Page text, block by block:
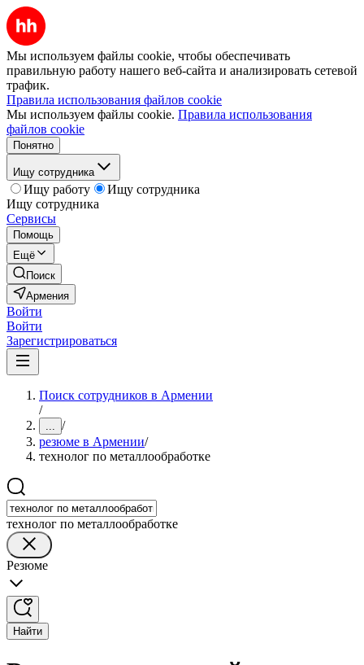
Мы используем файлы cookie, чтобы обеспечивать
правильную работу нашего веб-сайта и анализировать сетевой
трафик.
Правила использования файлов cookie
Мы используем файлы cookie. Правила использования
файлов cookie
Понятно
Ищу сотрудника
Ищу работу
Ищу сотрудника
Ищу сотрудника
Сервисы
Помощь
Ещё
Поиск
Армения
Войти
Войти
Зарегистрироваться
Поиск сотрудников в Армении
/
... /
резюме в Армении/
технолог по металлообработке
технолог по металлообработке
Резюме
Найти